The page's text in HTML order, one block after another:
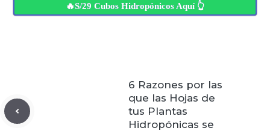
🔥S/29 Cubos Hidropónicos Aquí 👆
6 Razones por las
que las Hojas de
tus Plantas
Hidropónicas se